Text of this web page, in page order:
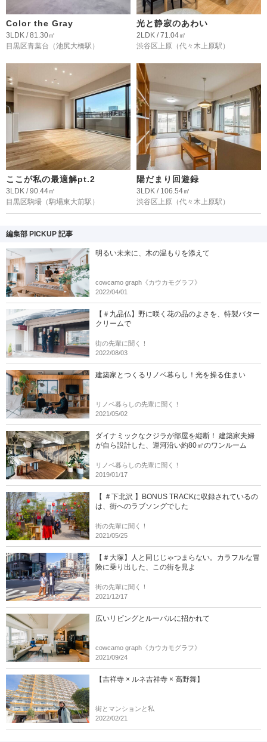
Color the Gray
3LDK / 81.30㎡
目黒区青葉台 （池尻大橋駅）
光と静寂のあわい
2LDK / 71.04㎡
渋谷区上原 （代々木上原駅）
ここが私の最適解pt.2
3LDK / 90.44㎡
目黒区駒場 （駒場東大前駅）
陽だまり回遊録
3LDK / 106.54㎡
渋谷区上原 （代々木上原駅）
編集部 PICKUP 記事
明るい未来に、木の温もりを添えて
cowcamo graph《カウカモグラフ》
2022/04/01
【＃九品仏】野に咲く花の品のよさを、特製バター
クリームで
街の先輩に聞く！
2022/08/03
建築家とつくるリノベ暮らし！光を操る住まい
リノベ暮らしの先輩に聞く！
2021/05/02
ダイナミックなクジラが部屋を縦断！ 建築家夫婦
が自ら設計した、運河沿い約80㎡のワンルーム
リノベ暮らしの先輩に聞く！
2019/01/17
【 ＃下北沢 】BONUS TRACKに収録されているの
は、街へのラブソングでした
街の先輩に聞く！
2021/05/25
【＃大塚】人と同じじゃつまらない。カラフルな冒
険に乗り出した、この街を見よ
街の先輩に聞く！
2021/12/17
広いリビングとルーバルに招かれて
cowcamo graph《カウカモグラフ》
2021/09/24
【吉祥寺 × ルネ吉祥寺 × 高野舞】
街とマンションと私
2022/02/21